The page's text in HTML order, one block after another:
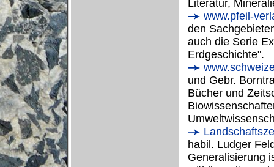
Literatur,
www.pfeil-
den
auch die Serie
Erdgeschichte".
und Gebr.
Bücher und
habil. Ludger
Generalisierung